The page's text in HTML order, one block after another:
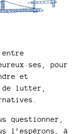
entre
pour
et
de lutter,
questionner,
l’espérons, à